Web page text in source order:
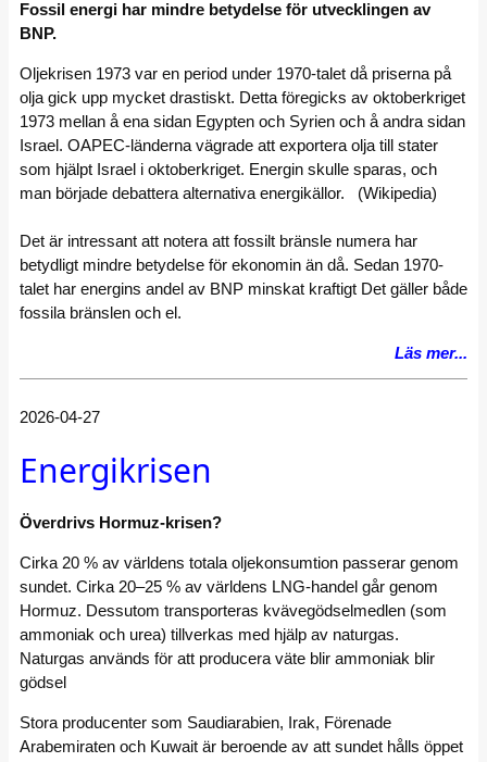
Fossil energi har mindre betydelse för utvecklingen av
BNP.
Oljekrisen 1973 var en period under 1970-talet då priserna på
olja gick upp mycket drastiskt. Detta föregicks av oktoberkriget
1973 mellan å ena sidan Egypten och Syrien och å andra sidan
Israel. OAPEC-länderna vägrade att exportera olja till stater
som hjälpt Israel i oktoberkriget. Energin skulle sparas, och
man började debattera alternativa energikällor. (Wikipedia)
Det är intressant att notera att fossilt bränsle numera har
betydligt mindre betydelse för ekonomin än då. Sedan 1970-
talet har energins andel av BNP minskat kraftigt Det gäller både
fossila bränslen och el.
Läs mer...
2026-04-27
Energikrisen
Överdrivs Hormuz-krisen?
Cirka 20 % av världens totala oljekonsumtion passerar genom
sundet. Cirka 20–25 % av världens LNG-handel går genom
Hormuz. Dessutom transporteras kvävegödselmedlen (som
ammoniak och urea) tillverkas med hjälp av naturgas.
Naturgas används för att producera väte blir ammoniak blir
gödsel
Stora producenter som Saudiarabien, Irak, Förenade
Arabemiraten och Kuwait är beroende av att sundet hålls öppet